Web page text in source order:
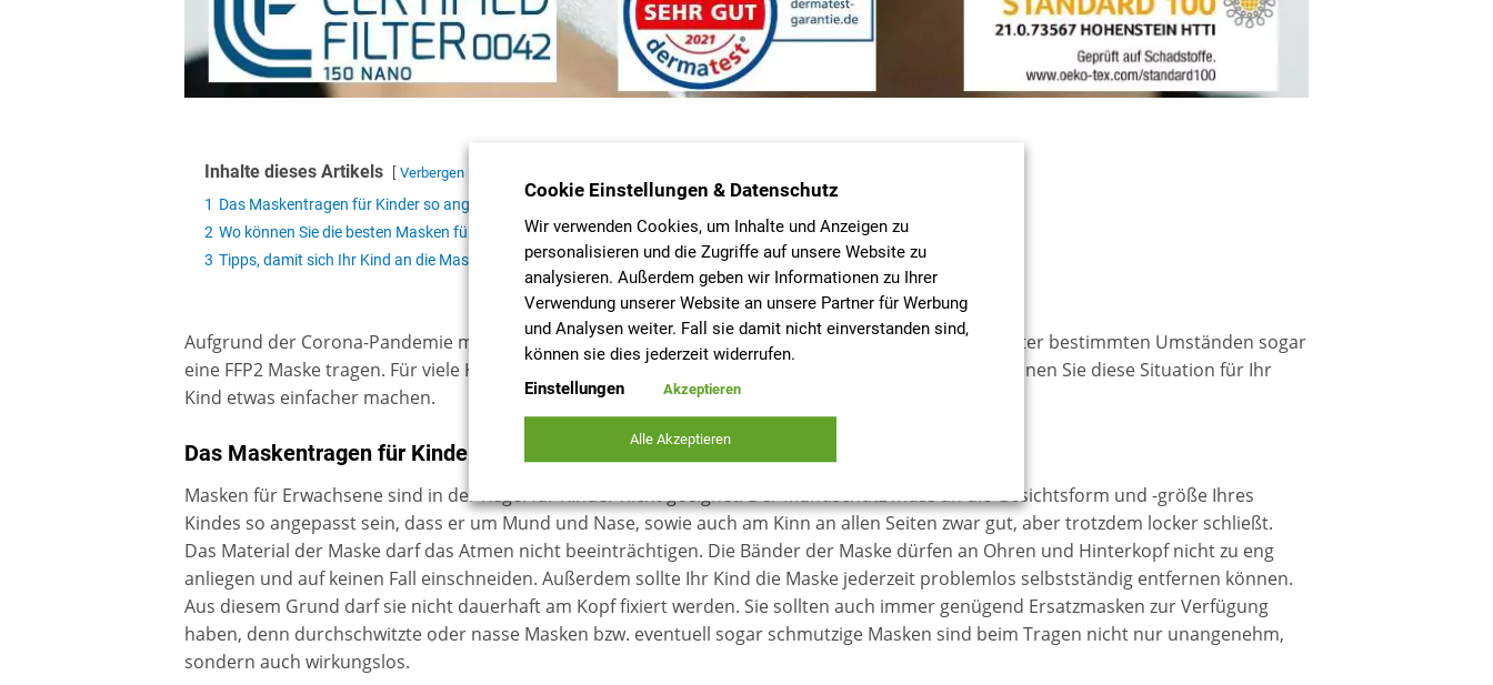
Inhalte dieses Artikels Verbergen
1 Das Maskentragen für Kinder so angenehm wie möglich machen
2 Wo können Sie die besten Masken für Kinder bekommen?
3 Tipps, damit sich Ihr Kind an die Maske gewöhnt
Aufgrund der Corona-Pandemie müssen Kinder ab einem Alter von sechs Jahren eine Maske und unter bestimmten Umständen sogar
eine FFP2 Maske tragen. Für viele Kinder stellt dies eine besondere Herausforderung dar, jedoch können Sie diese Situation für Ihr
Kind etwas einfacher machen.
Das Maskentragen für Kinder so angenehm wie möglich machen
Masken für Erwachsene sind in der Regel für Kinder nicht geeignet. Der Mundschutz muss an die Gesichtsform und -größe Ihres
Kindes so angepasst sein, dass er um Mund und Nase, sowie auch am Kinn an allen Seiten zwar gut, aber trotzdem locker schließt.
Das Material der Maske darf das Atmen nicht beeinträchtigen. Die Bänder der Maske dürfen an Ohren und Hinterkopf nicht zu eng
anliegen und auf keinen Fall einschneiden. Außerdem sollte Ihr Kind die Maske jederzeit problemlos selbstständig entfernen können.
Aus diesem Grund darf sie nicht dauerhaft am Kopf fixiert werden. Sie sollten auch immer genügend Ersatzmasken zur Verfügung
haben, denn durchschwitzte oder nasse Masken bzw. eventuell sogar schmutzige Masken sind beim Tragen nicht nur unangenehm,
sondern auch wirkungslos.
Cookie Einstellungen & Datenschutz
Wir verwenden Cookies, um Inhalte und Anzeigen zu
personalisieren und die Zugriffe auf unsere Website zu
analysieren. Außerdem geben wir Informationen zu Ihrer
Verwendung unserer Website an unsere Partner für Werbung
und Analysen weiter. Fall sie damit nicht einverstanden sind,
können sie dies jederzeit widerrufen.
Einstellungen
Akzeptieren
Alle Akzeptieren